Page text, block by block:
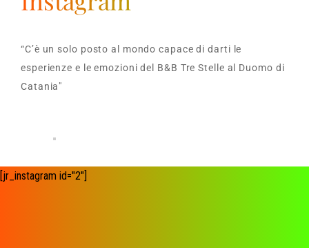
“C’è un solo posto al mondo capace di darti le
esperienze e le emozioni del B&B Tre Stelle al Duomo di
Catania"
[jr_instagram id="2"]